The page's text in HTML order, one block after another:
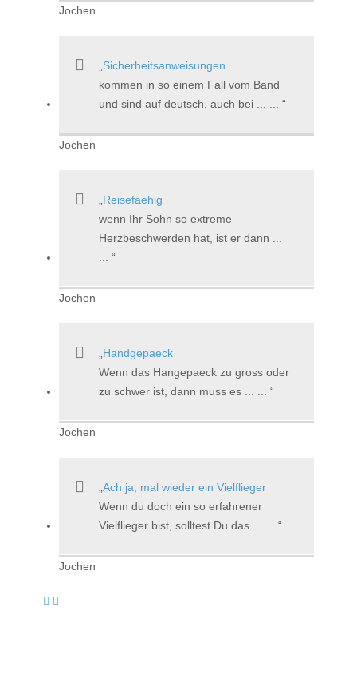
Jochen
Sicherheitsanweisungen
kommen in so einem Fall vom Band
und sind auf deutsch, auch bei ... ...
Jochen
Reisefaehig
wenn Ihr Sohn so extreme
Herzbeschwerden hat, ist er dann ...
Jochen
Handgepaeck
Wenn das Hangepaeck zu gross oder
zu schwer ist, dann muss es ... ...
Jochen
Ach ja, mal wieder ein Vielflieger
Wenn du doch ein so erfahrener
Vielflieger bist, solltest Du das ... ...
Jochen